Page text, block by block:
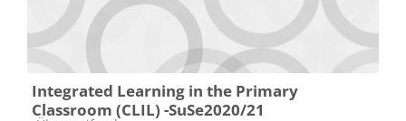
Integrated Learning in the Primary
Classroom (CLIL) -SuSe2020/21